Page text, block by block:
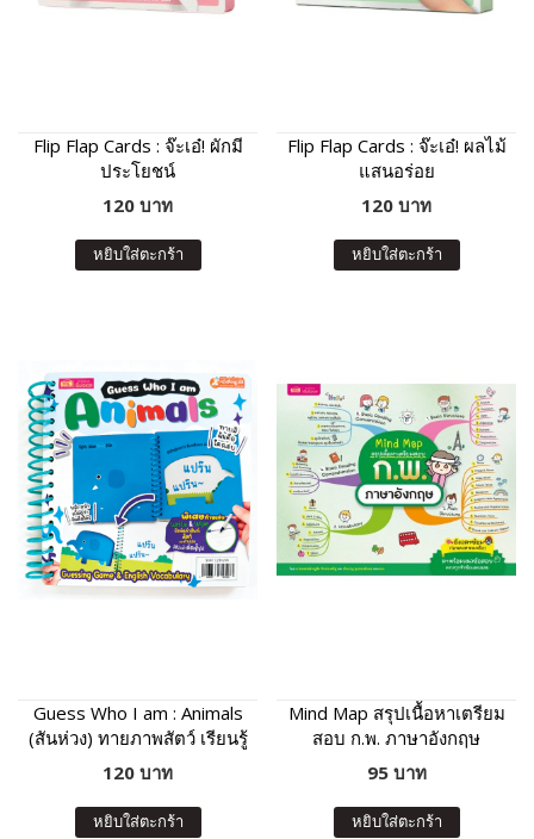
Flip Flap Cards : จ๊ะเอ๋! ผักมี
ประโยชน์
120 บาท
หยิบใส่ตะกร้า
Flip Flap Cards : จ๊ะเอ๋! ผลไม้
แสนอร่อย
120 บาท
หยิบใส่ตะกร้า
Guess Who I am : Animals
(สันห่วง) ทายภาพสัตว์ เรียนรู้
คำศัพท์และเสียงร้องของสัตว์
120 บาท
หยิบใส่ตะกร้า
Mind Map สรุปเนื้อหาเตรียม
สอบ ก.พ. ภาษาอังกฤษ
95 บาท
หยิบใส่ตะกร้า